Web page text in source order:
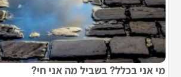
מי אני בכלל? בשביל מה אני חי?